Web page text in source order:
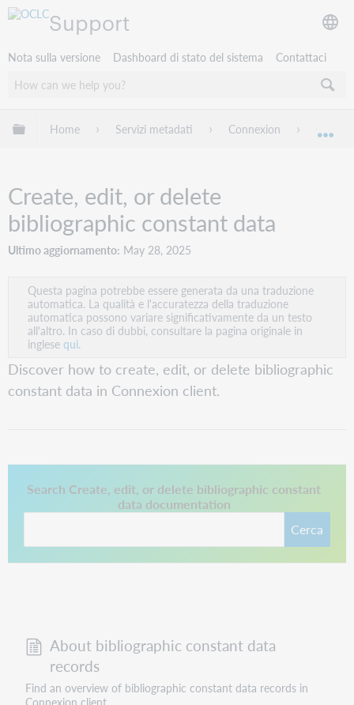
Support
Nota sulla versione Dashboard di stato del sistema Contattaci
Espandi/comprimi la gerarchia globale
Home Servizi metadati Connexion
Create, edit, or delete
bibliographic constant data
Ultimo aggiornamento May 28, 2025
Questa pagina potrebbe essere generata da una traduzione
automatica. La qualità e l'accuratezza della traduzione
automatica possono variare significativamente da un testo
all'altro. In caso di dubbi, consultare la pagina originale in
inglesequi.
Discover how to create, edit, or delete bibliographic
constant data in Connexion client.
Search Create, edit, or delete bibliographic constant
data documentation
Cerca
Questo collegamento si apre in una nuova scheda.
About bibliographic constant data
records
Find an overview of bibliographic constant data records in